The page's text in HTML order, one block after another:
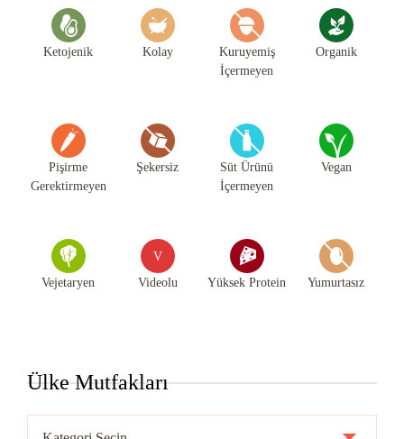
Ketojenik Kolay
Kuruyemiş
İçermeyen
Organik
Pişirme
Gerektirmeyen
Şekersiz
Süt Ürünü
İçermeyen
Vegan
Vejetaryen
V
Videolu Yüksek Protein Yumurtasız
Ülke Mutfakları